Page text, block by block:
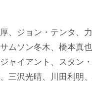
、ジョン・テンタ、
ムソン冬木、橋本真
ャイアント、スタン
三沢光晴、川田利明